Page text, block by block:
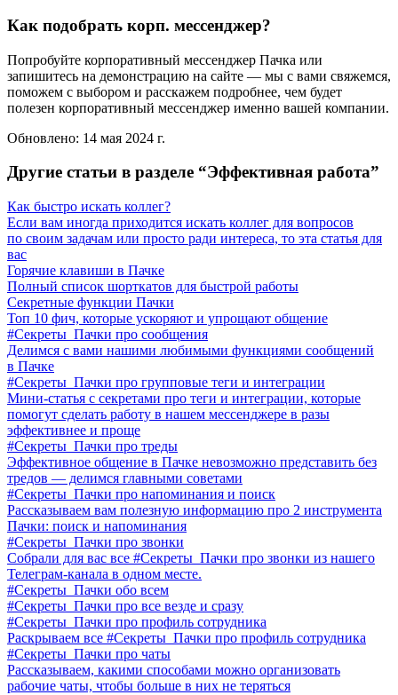
Как подобрать корп. мессенджер?
Попробуйте корпоративный мессенджер Пачка или
запишитесь на демонстрацию на сайте — мы с вами свяжемся,
поможем с выбором и расскажем подробнее, чем будет
полезен корпоративный мессенджер именно вашей компании.
Обновлено: 14 мая 2024 г.
Другие статьи в разделе “Эффективная работа”
Как быстро искать коллег?
Если вам иногда приходится искать коллег для вопросов
по своим задачам или просто ради интереса, то эта статья для
вас
Горячие клавиши в Пачке
Полный список шорткатов для быстрой работы
Секретные функции Пачки
Топ 10 фич, которые ускоряют и упрощают общение
#Секреты_Пачки про сообщения
Делимся с вами нашими любимыми функциями сообщений
в Пачке
#Секреты_Пачки про групповые теги и интеграции
Мини-статья с секретами про теги и интеграции, которые
помогут сделать работу в нашем мессенджере в разы
эффективнее и проще
#Секреты_Пачки про треды
Эффективное общение в Пачке невозможно представить без
тредов — делимся главными советами
#Секреты_Пачки про напоминания и поиск
Рассказываем вам полезную информацию про 2 инструмента
Пачки: поиск и напоминания
#Секреты_Пачки про звонки
Собрали для вас все #Секреты_Пачки про звонки из нашего
Телеграм-канала в одном месте.
#Секреты_Пачки обо всем
#Секреты_Пачки про все везде и сразу
#Секреты_Пачки про профиль сотрудника
Раскрываем все #Секреты_Пачки про профиль сотрудника
#Секреты_Пачки про чаты
Рассказываем, какими способами можно организовать
рабочие чаты, чтобы больше в них не теряться